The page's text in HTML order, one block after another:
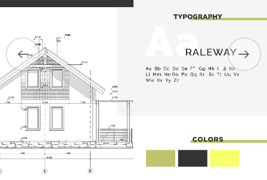
БРИФЫ
КАРЬЕРА
БЛОГ
КОНТАКТЫ